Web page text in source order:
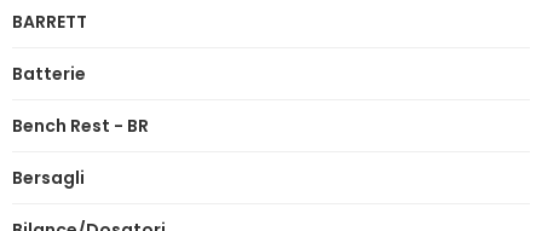
BARRETT
Batterie
Bench Rest - BR
Bersagli